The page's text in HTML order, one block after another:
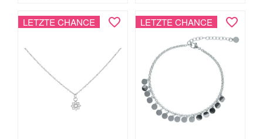
LETZTE CHANCE LETZTE CHANCE